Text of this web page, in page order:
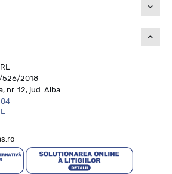
526/2018
nr. 12, jud. Alba